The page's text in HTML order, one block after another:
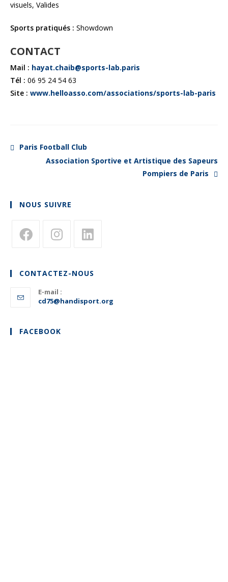
visuels, Valides
Sports pratiqués : Showdown
CONTACT
Mail : hayat.chaib@sports-lab.paris
Tél : 06 95 24 54 63
Site : www.helloasso.com/associations/sports-lab-paris
Paris Football Club
Association Sportive et Artistique des Sapeurs
Pompiers de Paris
NOUS SUIVRE
un
un
nouvel
onglet
un
onglet
CONTACTEZ-NOUS
E-mail :
cd75@handisport.org
FACEBOOK